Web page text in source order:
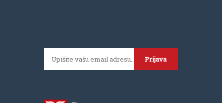
Prijava